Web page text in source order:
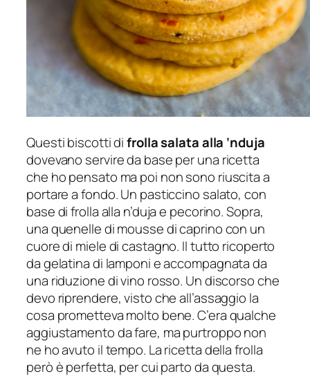
Questi biscotti difrolla salata alla ‘nduja
dovevano servire da base per una ricetta
che ho pensato ma poi non sono riuscita a
portare a fondo. Un pasticcino salato, con
base di frolla alla n’duja e pecorino. Sopra,
una quenelle di mousse di caprino con un
cuore di miele di castagno. Il tutto ricoperto
da gelatina di lamponi e accompagnata da
una riduzione di vino rosso. Un discorso che
devo riprendere, visto che all’assaggio la
cosa prometteva molto bene. C’era qualche
aggiustamento da fare, ma purtroppo non
ne ho avuto il tempo. La ricetta della frolla
però è perfetta, per cui parto da questa.